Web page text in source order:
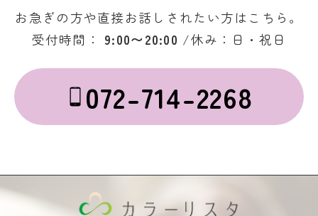
お急ぎの方や直接お話しされたい方はこちら。
受付時間： 9:00〜20:00 /休み：日・祝日
072-714-2268